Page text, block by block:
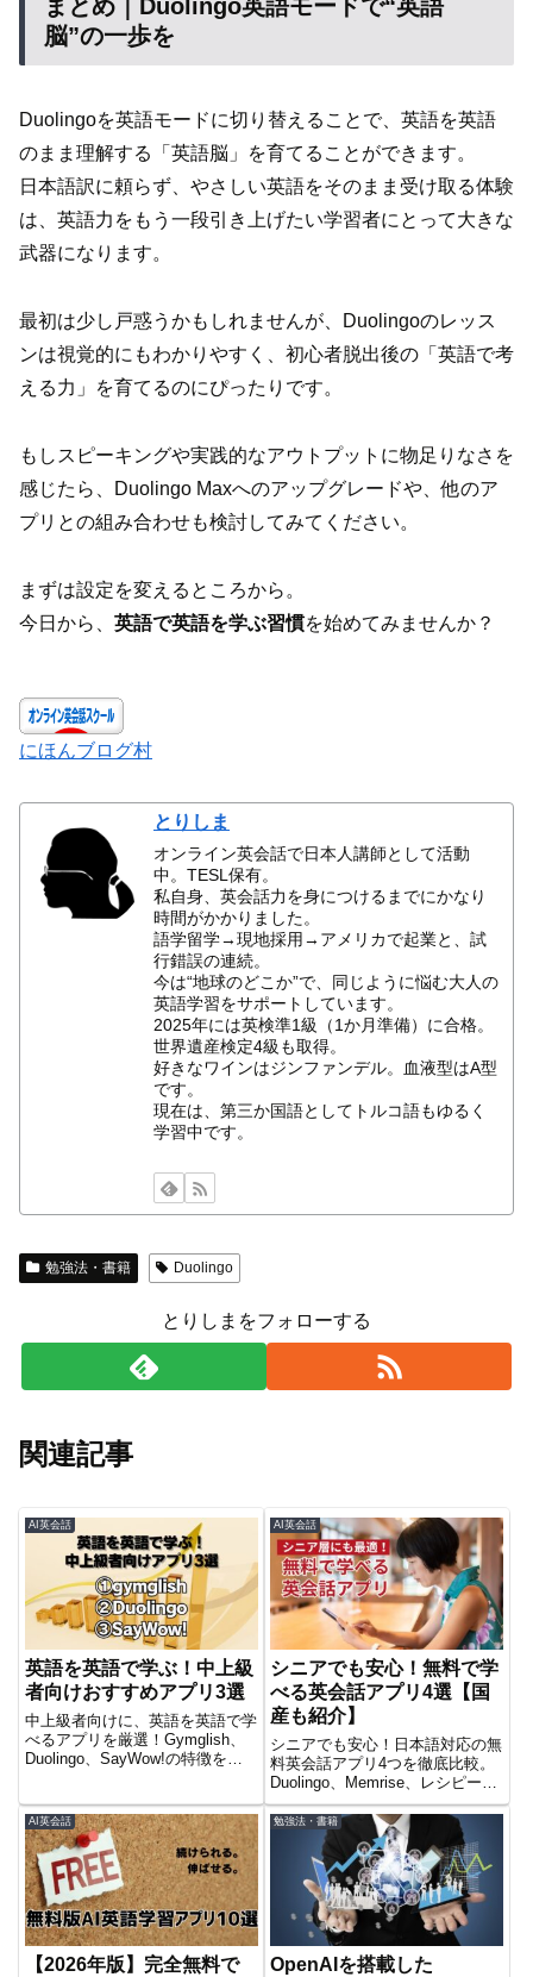
まとめ｜Duolingo英語モードで“英語
脳”の一歩を
Duolingoを英語モードに切り替えることで、英語を英語
のまま理解する「英語脳」を育てることができます。
日本語訳に頼らず、やさしい英語をそのまま受け取る体験
は、英語力をもう一段引き上げたい学習者にとって大きな
武器になります。
最初は少し戸惑うかもしれませんが、Duolingoのレッス
ンは視覚的にもわかりやすく、初心者脱出後の「英語で考
える力」を育てるのにぴったりです。
もしスピーキングや実践的なアウトプットに物足りなさを
感じたら、Duolingo Maxへのアップグレードや、他のア
プリとの組み合わせも検討してみてください。
まずは設定を変えるところから。
今日から、 英語で英語を学ぶ習慣を始めてみませんか？
にほんブログ村
とりしま
オンライン英会話で日本人講師として活動
中。TESL保有。
私自身、英会話力を身につけるまでにかなり
時間がかかりました。
語学留学→現地採用→アメリカで起業と、試
行錯誤の連続。
今は“地球のどこか”で、同じように悩む大人の
英語学習をサポートしています。
2025年には英検準1級（1か月準備）に合格。
世界遺産検定4級も取得。
好きなワインはジンファンデル。血液型はA型
です。
現在は、第三か国語としてトルコ語もゆるく
学習中です。
勉強法・書籍 Duolingo
とりしまをフォローする
関連記事
AI英会話
英語を英語で学ぶ！中上級
者向けおすすめアプリ3選
中上級者向けに、英語を英語で学
べるアプリを厳選！Gymglish、
Duolingo、SayWow!の特徴をざ
語力をさらにアップ！
AI英会話
シニアでも安心！無料で学
べる英会話アプリ4選【国
産も紹介】
シニアでも安心！日本語対応の無
料英会話アプリ4つを徹底比較。
Duolingo、Memrise、レシピー、
トーキングマラソンの特徴や学習
方法を紹介し、最適なアプリを見
つけよう。
AI英会話
【2026年版】完全無料で
勉強法・書籍
OpenAIを搭載した